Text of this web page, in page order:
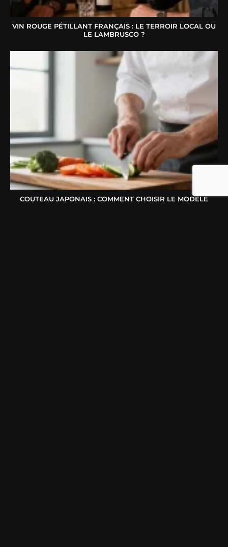
VIN ROUGE PÉTILLANT FRANÇAIS : LE TERROIR LOCAL OU
LE LAMBRUSCO ?
COUTEAU JAPONAIS : COMMENT CHOISIR LE MODÈLE